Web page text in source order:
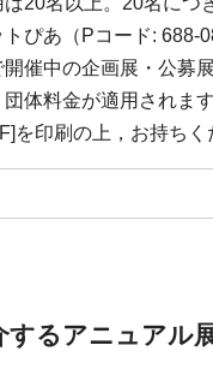
ぴあ（Pコード: 688-
催中の企画展・公募
体料金が適用されます
を印刷の上，お持ち
するアニュアル